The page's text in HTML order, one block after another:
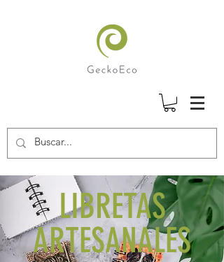
LIBRETAS
ARTESANALES